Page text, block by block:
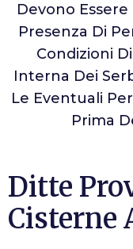
Devono
Presenza Di
Condizioni
Interna Dei
Le Eventuali
Prima
Ditte
Cisterne